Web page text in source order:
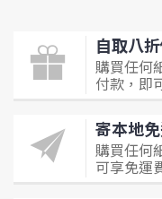
自取八
購買任何
付款，即
寄本地
購買任何
可享免運